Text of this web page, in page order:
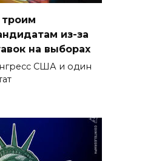
из-за
на выборах
США и один